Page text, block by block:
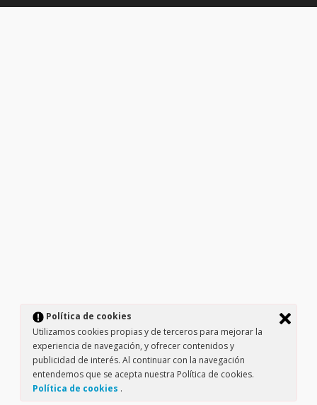
Política de cookies
Utilizamos cookies propias y de terceros para mejorar la
experiencia de navegación, y ofrecer contenidos y
publicidad de interés. Al continuar con la navegación
entendemos que se acepta nuestra Política de cookies.
Política de cookies .